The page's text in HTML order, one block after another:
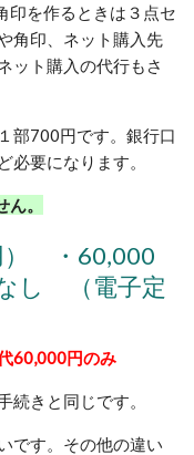
印を作るときは３点セ
角印、ネット購入先
ット購入の代行もさ
す。
部700円です。銀行口
必要になります。
。
） ・60,000
し （電子定
60,000円のみ
続きと同じです。
です。その他の違い